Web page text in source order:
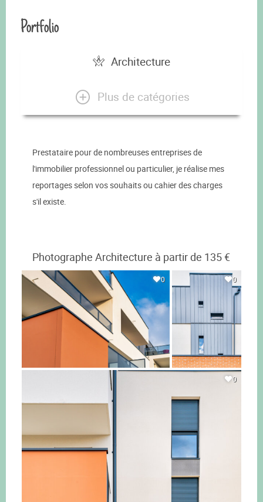
Portfolio
Architecture
Plus de catégories
Prestataire pour de nombreuses entreprises de
l'immobilier professionnel ou particulier, je réalise mes
reportages selon vos souhaits ou cahier des charges
s'il existe.
Photographe Architecture à partir de 135 €
0 0
0